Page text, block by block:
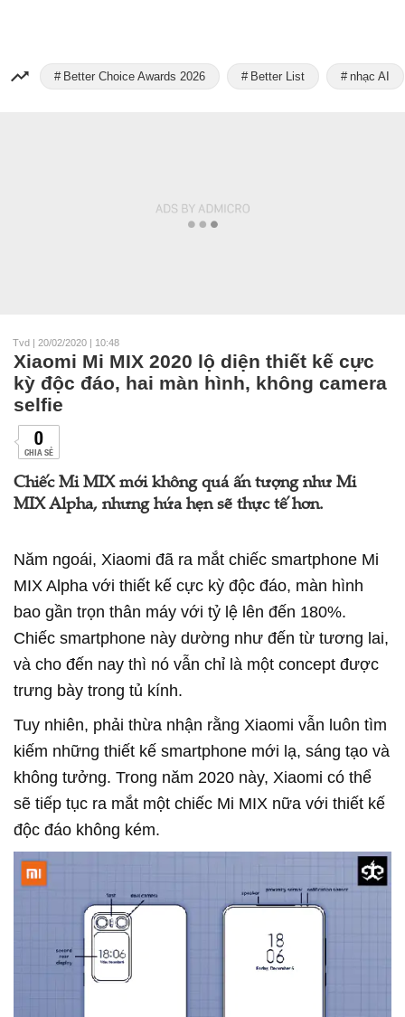
Better Choice Awards 2026 Better List nhạc AI
Tvd | 20/02/2020 | 10:48
Xiaomi Mi MIX 2020 lộ diện thiết kế cực
kỳ độc đáo, hai màn hình, không camera
selfie
0
CHIA SẺ
Chiếc Mi MIX mới không quá ấn tượng như Mi
MIX Alpha, nhưng hứa hẹn sẽ thực tế hơn.
Năm ngoái, Xiaomi đã ra mắt chiếc smartphone Mi
MIX Alpha với thiết kế cực kỳ độc đáo, màn hình
bao gần trọn thân máy với tỷ lệ lên đến 180%.
Chiếc smartphone này dường như đến từ tương lai,
và cho đến nay thì nó vẫn chỉ là một concept được
trưng bày trong tủ kính.
Tuy nhiên, phải thừa nhận rằng Xiaomi vẫn luôn tìm
kiếm những thiết kế smartphone mới lạ, sáng tạo và
không tưởng. Trong năm 2020 này, Xiaomi có thể
sẽ tiếp tục ra mắt một chiếc Mi MIX nữa với thiết kế
độc đáo không kém.